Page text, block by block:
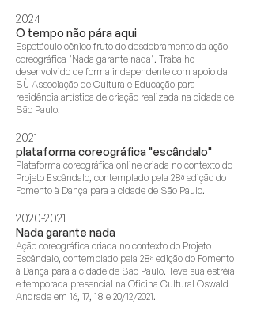
2024
O tempo não pára aqui
Espetáculo cênico fruto do desdobramento da ação
coreográfica "Nada garante nada". Trabalho
desenvolvido de forma independente com apoio da
SÙ Associação de Cultura e Educação para
residência artística de criação realizada na cidade de
São Paulo.
2021
plataforma coreográfica "escândalo"
Plataforma coreográfica online criada no contexto do
Projeto Escândalo, contemplado pela 28ª edição do
Fomento à Dança para a cidade de São Paulo.
2020-2021
Nada garante nada
Ação coreográfica criada no contexto do Projeto
Escândalo, contemplado pela 28ª edição do Fomento
à Dança para a cidade de São Paulo. Teve sua estréia
e temporada presencial na Oficina Cultural Oswald
Andrade em 16, 17, 18 e 20/12/2021.